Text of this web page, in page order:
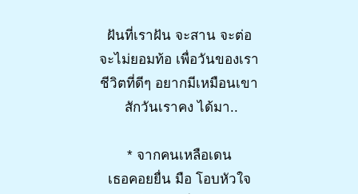
ฝันที่เราฝัน จะสาน จะต่อ
จะไม่ยอมท้อ เพื่อวันของเรา
ชีวิตที่ดีๆ อยากมีเหมือนเขา
สักวันเราคง ได้มา..
* จากคนเหลือเดน
เธอคอยยื่น มือ โอบหัวใจ